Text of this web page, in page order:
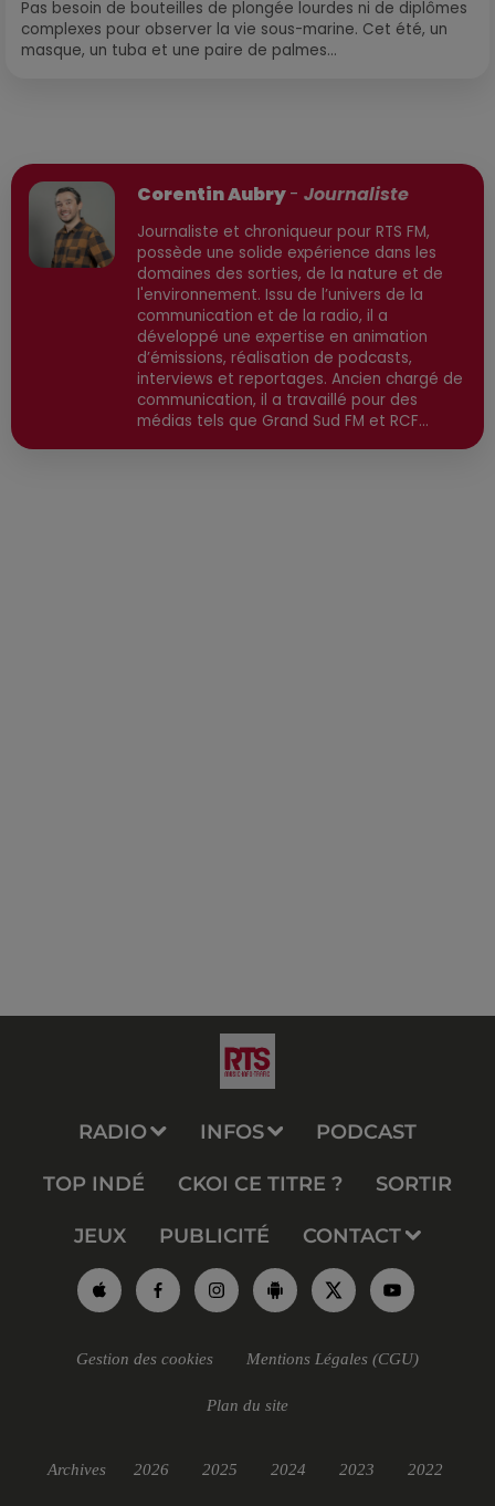
Pas besoin de bouteilles de plongée lourdes ni de diplômes
complexes pour observer la vie sous-marine. Cet été, un
masque, un tuba et une paire de palmes...
Corentin Aubry- Journaliste
Journaliste et chroniqueur pour RTS FM,
possède une solide expérience dans les
domaines des sorties, de la nature et de
l'environnement. Issu de l’univers de la
communication et de la radio, il a
développé une expertise en animation
d’émissions, réalisation de podcasts,
interviews et reportages. Ancien chargé de
communication, il a travaillé pour des
médias tels que Grand Sud FM et RCF
RADIO INFOS PODCAST
TOP INDÉ CKOI CE TITRE ? SORTIR
JEUX PUBLICITÉ CONTACT
Gestion des cookies Mentions Légales (CGU)
Plan du site
Archives 2026 2025 2024 2023 2022